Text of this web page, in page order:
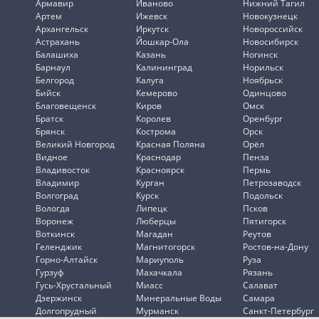
Армавир
Артем
Архангельск
Астрахань
Балашиха
Барнаул
Белгород
Бийск
Благовещенск
Братск
Брянск
Великий Новгород
Видное
Владивосток
Владимир
Волгоград
Вологда
Воронеж
Воткинск
Геленджик
Горно-Алтайск
Гурзуф
Гусь-Хрустальный
Дзержинск
Долгопрудный
Иваново
Ижевск
Иркутск
Йошкар-Ола
Казань
Калининград
Калуга
Кемерово
Киров
Королев
Кострома
Красная Поляна
Краснодар
Красноярск
Курган
Курск
Липецк
Люберцы
Магадан
Магнитогорск
Мариуполь
Махачкала
Миасс
Минеральные Воды
Мурманск
Нижний Тагил
Новокузнецк
Новороссийск
Новосибирск
Ногинск
Норильск
Ноябрьск
Одинцово
Омск
Оренбург
Орск
Орёл
Пенза
Пермь
Петрозаводск
Подольск
Псков
Пятигорск
Реутов
Ростов-на-Дону
Руза
Рязань
Салават
Самара
Санкт-Петербург